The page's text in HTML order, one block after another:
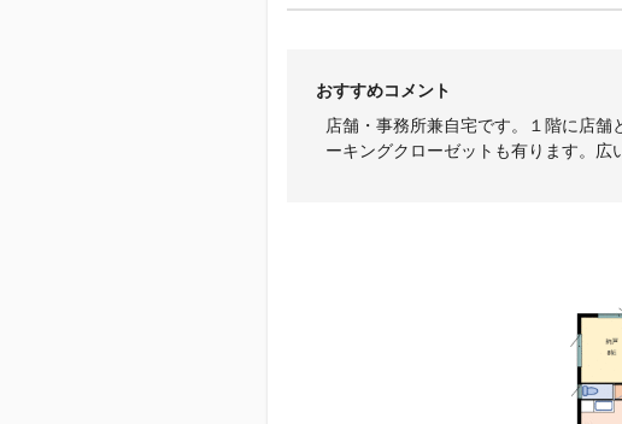
おすすめコメント
店舗・事務所兼自宅です。１階に店
ーキングクローゼットも有ります。広